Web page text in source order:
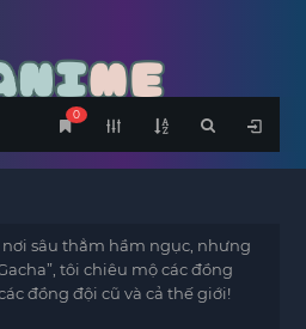
0
sâu thẳm hầm ngục, nhưng
tôi chiêu mộ các đồng
đồng đội cũ và cả thế giới!